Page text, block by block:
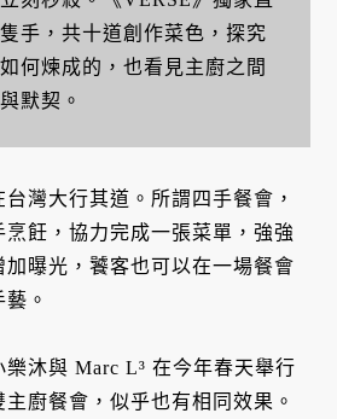
手，共十道創作菜色，探究
何煉成的，也看見主廚之間
默契。
灣大行其道。所謂四手餐會，
烹飪，協力完成一張菜單，強強
曝光，饕客也可以在一場餐會
。
沐與 Marc L³ 在今年春天舉行
廚餐會，似乎也有相同效果。